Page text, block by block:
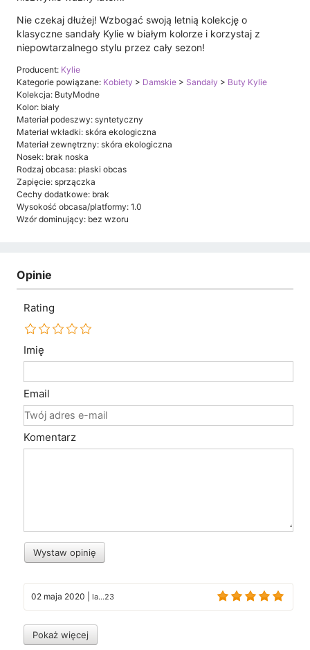
Nie czekaj dłużej! Wzbogać swoją letnią kolekcję o
klasyczne sandały Kylie w białym kolorze i korzystaj z
niepowtarzalnego stylu przez cały sezon!
Producent: Kylie
Kategorie powiązane: Kobiety > Damskie > Sandały > Buty Kylie
Kolekcja: ButyModne
Kolor: biały
Materiał podeszwy: syntetyczny
Materiał wkładki: skóra ekologiczna
Materiał zewnętrzny: skóra ekologiczna
Nosek: brak noska
Rodzaj obcasa: płaski obcas
Zapięcie: sprzączka
Cechy dodatkowe: brak
Wysokość obcasa/platformy: 1.0
Wzór dominujący: bez wzoru
Opinie
Rating
Imię
Email
Komentarz
Wystaw opinię
02 maja 2020 la...23
Pokaż więcej